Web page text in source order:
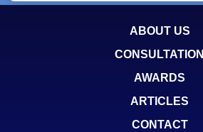
ABOUT US
CONSULTATION
AWARDS
ARTICLES
CONTACT